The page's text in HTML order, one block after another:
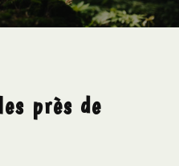
près de